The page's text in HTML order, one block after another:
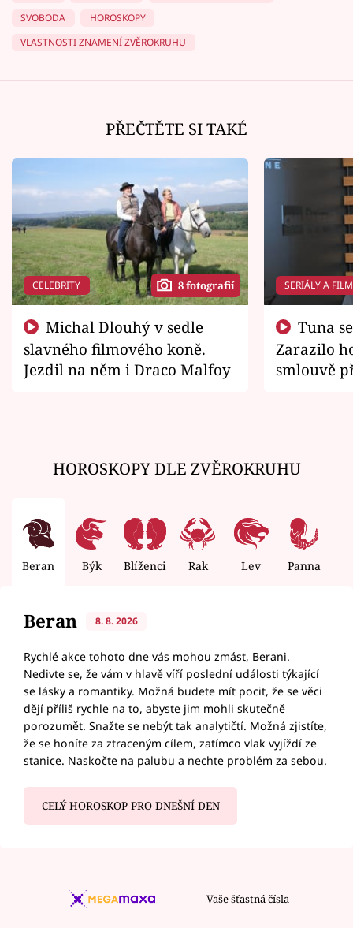
SVOBODA
HOROSKOPY
VLASTNOSTI ZNAMENÍ ZVĚROKRUHU
PŘEČTĚTE SI TAKÉ
CELEBRITY 8 fotografií
slavného filmového koně.
Jezdil na něm i Draco Malfoy
SERIÁLY A
Zarazilo
smlouvě
HOROSKOPY DLE ZVĚROKRUHU
Beran Býk Blíženci Rak Lev Panna
Beran 8. 8. 2026
Rychlé akce tohoto dne vás mohou zmást, Berani.
Nedivte se, že vám v hlavě víří poslední události týkající
se lásky a romantiky. Možná budete mít pocit, že se věci
dějí příliš rychle na to, abyste jim mohli skutečně
porozumět. Snažte se nebýt tak analytičtí. Možná zjistíte,
že se honíte za ztraceným cílem, zatímco vlak vyjíždí ze
stanice. Naskočte na palubu a nechte problém za sebou.
CELÝ HOROSKOP PRO DNEŠNÍ DEN
Vaše šťastná čísla